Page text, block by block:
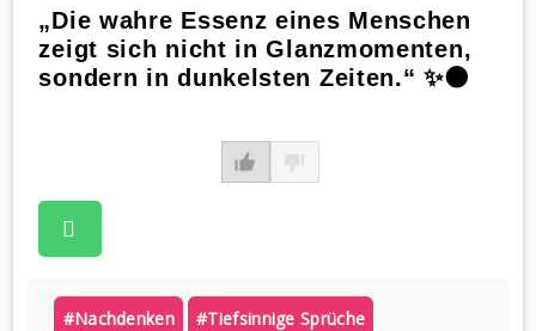
„Die wahre Essenz eines Menschen
zeigt sich nicht in Glanzmomenten,
sondern in dunkelsten Zeiten.“ ✨🌑
#nachdenken #tiefsinnige Sprüche